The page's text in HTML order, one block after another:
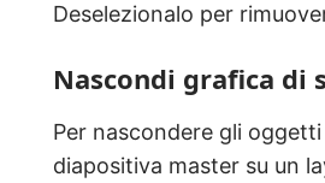
Deselezionalo per
Nascondi grafica di
Per nascondere gli
diapositiva master su un